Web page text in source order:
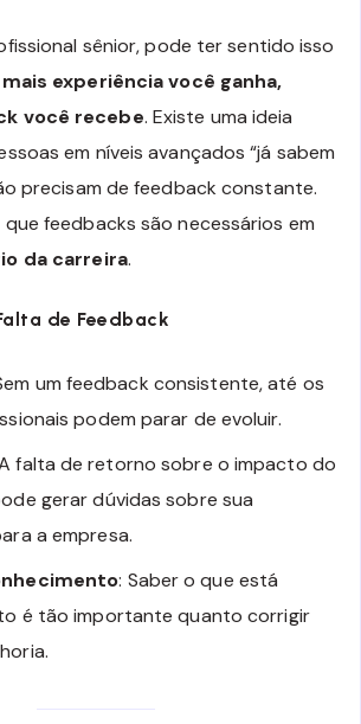
sênior, pode ter sentido isso
experiência você ganha,
você recebe. Existe uma ideia
em níveis avançados “já sabem
precisam de feedback constante.
feedbacks são necessários em
da carreira.
de Feedback
um feedback consistente, até os
podem parar de evoluir.
falta de retorno sobre o impacto do
gerar dúvidas sobre sua
a empresa.
: Saber o que está
é tão importante quanto corrigir